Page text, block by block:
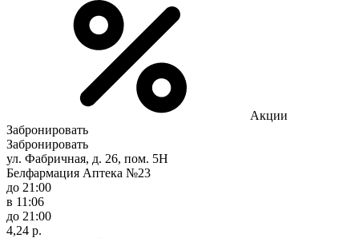
Акции
Забронировать
Забронировать
ул. Фабричная, д. 26, пом. 5Н
Белфармация Аптека №23
до 21:00
в 11:06
до 21:00
4,24 р.